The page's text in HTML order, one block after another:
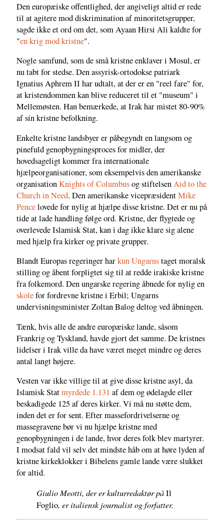
Den europæiske offentlighed, der angiveligt altid er rede
til at agitere mod diskrimination af minoritetsgrupper,
sagde ikke et ord om det, som Ayaan Hirsi Ali kaldte for
"en krig mod kristne".
Nogle samfund, som de små kristne enklaver i Mosul, er
nu tabt for stedse. Den assyrisk-ortodokse patriark
Ignatius Aphrem II har udtalt, at der er en "reel fare" for,
at kristendommen kan blive reduceret til et "museum" i
Mellemøsten. Han bemærkede, at Irak har mistet 80-90%
af sin kristne befolkning.
Enkelte kristne landsbyer er påbegyndt en langsom og
pinefuld genopbygningsproces for midler, der
hovedsageligt kommer fra internationale
hjælpeorganisationer, som eksempelvis den amerikanske
organisationKnights of Columbusog stiftelsenAid to the
Church in Need. Den amerikanske vicepræsidentMike
Pencelovede for nylig at hjælpe disse kristne. Det er nu på
tide at lade handling følge ord. Kristne, der flygtede og
overlevede Islamisk Stat, kan i dag ikke klare sig alene
med hjælp fra kirker og private grupper.
Blandt Europas regeringer harkun Ungarnstaget moralsk
stilling og åbent forpligtet sig til at redde irakiske kristne
fra folkemord. Den ungarske regering åbnede for nylig en
skolefor fordrevne kristne i Erbil; Ungarns
undervisningsminister Zoltan Balog deltog ved åbningen.
Tænk, hvis alle de andre europæiske lande, såsom
Frankrig og Tyskland, havde gjort det samme. De kristnes
lidelser i Irak ville da have været meget mindre og deres
antal langt højere.
Vesten var ikke villige til at give disse kristne asyl, da
Islamisk Statmyrdede 1.131 af dem og ødelagde eller
beskadigede 125 af deres kirker. Vi må nu støtte dem,
inden det er for sent. Efter massefordrivelserne og
massegravene bør vi nu hjælpe kristne med
genopbygningen i de lande, hvor deres folk blev martyrer.
I modsat fald vil selv det mindste håb om at høre lyden af
kristne kirkeklokker i Bibelens gamle lande være slukket
for altid.
Giulio Meotti, der er kulturredaktør påIl
Foglio, er italiensk journalist og forfatter.